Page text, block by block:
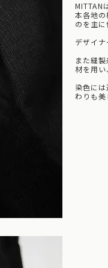
MITTAN
本各地
のを主に
デザイ
また縫
材を用い
染色に
わりも美